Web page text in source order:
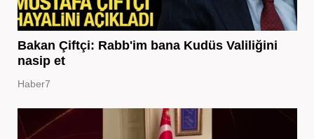
Bakan Çiftçi: Rabb'im bana Kudüs Valiliğini
nasip et
Haber7